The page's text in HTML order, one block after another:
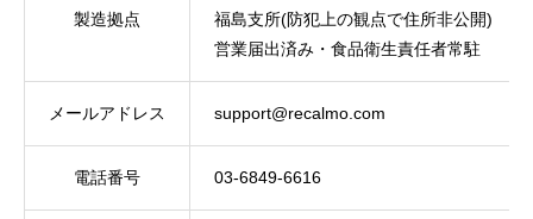
製造拠点
福島支所(防犯上の観点で住所非公開)
営業届出済み・食品衛生責任者常駐
メールアドレス support@recalmo.com
電話番号 03-6849-6616